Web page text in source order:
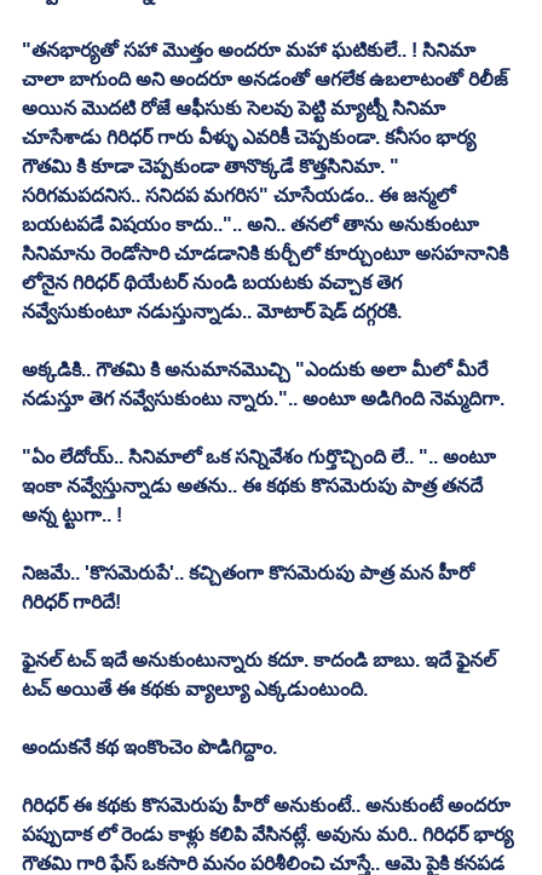
"తనభార్యతో సహా మొత్తం అందరూ మహా ఘటికులే.. ! సినిమా
చాలా బాగుంది అని అందరూ అనడంతో ఆగలేక ఉబలాటంతో రిలీజ్
అయిన మొదటి రోజే ఆఫీసుకు సెలవు పెట్టి మ్యాట్నీ సినిమా
చూసేశాడు గిరిధర్ గారు వీళ్ళు ఎవరికీ చెప్పకుండా. కనీసం భార్య
గౌతమి కి కూడా చెప్పకుండా తానొక్కడే కొత్తసినిమా. "
సరిగమపదనిస.. సనిదప మగరిస" చూసేయడం.. ఈ జన్మలో
బయటపడే విషయం కాదు..".. అని.. తనలో తాను అనుకుంటూ
సినిమాను రెండోసారి చూడడానికి కుర్చీలో కూర్చుంటూ అసహనానికి
లోనైన గిరిధర్ థియేటర్ నుండి బయటకు వచ్చాక తెగ
నవ్వేసుకుంటూ నడుస్తున్నాడు.. మోటార్ షెడ్ దగ్గరకి.
అక్కడికి.. గౌతమి కి అనుమానమొచ్చి "ఎందుకు అలా మీలో మీరే
నడుస్తూ తెగ నవ్వేసుకుంటు న్నారు.".. అంటూ అడిగింది నెమ్మదిగా.
"ఏం లేదోయ్.. సినిమాలో ఒక సన్నివేశం గుర్తొచ్చింది లే.. ".. అంటూ
ఇంకా నవ్వేస్తున్నాడు అతను.. ఈ కథకు కొసమెరుపు పాత్ర తనదే
అన్న ట్టుగా.. !
నిజమే.. 'కొసమెరుపే'.. కచ్చితంగా కొసమెరుపు పాత్ర మన హీరో
గిరిధర్ గారిదే!
ఫైనల్ టచ్ ఇదే అనుకుంటున్నారు కదూ. కాదండి బాబు. ఇదే ఫైనల్
టచ్ అయితే ఈ కథకు వ్యాల్యూ ఎక్కడుంటుంది.
అందుకనే కథ ఇంకొంచెం పొడిగిద్దాం.
గిరిధర్ ఈ కథకు కొసమెరుపు హీరో అనుకుంటే.. అనుకుంటే అందరూ
పప్పుదాక లో రెండు కాళ్లు కలిపి వేసినట్లే. అవును మరి.. గిరిధర్ భార్య
గౌతమి గారి ఫేస్ ఒకసారి మనం పరిశీలించి చూస్తే.. ఆమె పైకి కనపడ